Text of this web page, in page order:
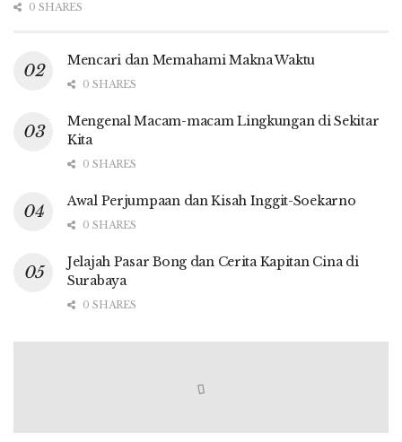
0 SHARES
Mencari dan Memahami Makna Waktu
0 SHARES
Mengenal Macam-macam Lingkungan di Sekitar
Kita
0 SHARES
Awal Perjumpaan dan Kisah Inggit-Soekarno
0 SHARES
Jelajah Pasar Bong dan Cerita Kapitan Cina di
Surabaya
0 SHARES